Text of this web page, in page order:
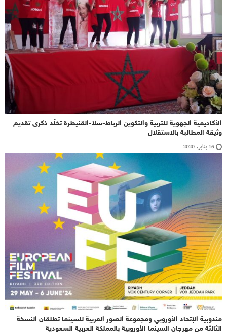
الأكاديمية الجهوية للتربية والتكوين الرباط-سلا-القنيطرة تخلّد ذكرى تقديم
وثيقة المطالبة بالاستقلال
16 يناير، 2020
مندوبية الإتحاد الأوروبي ومجموعة الصور العربية للسينما تطلقان النسخة
الثالثة من مهرجان السينما الأوروبية بالمملكة العربية السعودية